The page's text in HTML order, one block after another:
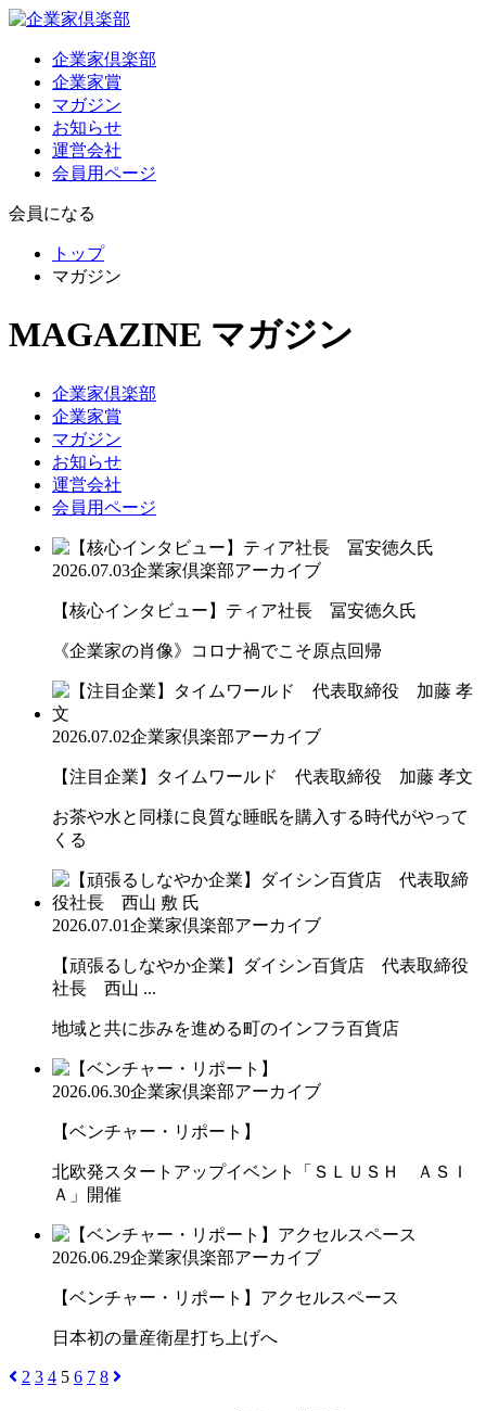
企業家倶楽部
企業家賞
マガジン
お知らせ
運営会社
会員用ページ
会員になる
トップ
マガジン
MAGAZINE マガジン
企業家倶楽部
企業家賞
マガジン
お知らせ
運営会社
会員用ページ
2026.07.03企業家倶楽部アーカイブ
【核心インタビュー】ティア社長 冨安徳久氏
《企業家の肖像》コロナ禍でこそ原点回帰
2026.07.02企業家倶楽部アーカイブ
【注目企業】タイムワールド 代表取締役 加藤 孝文
お茶や水と同様に良質な睡眠を購入する時代がやって
くる
2026.07.01企業家倶楽部アーカイブ
【頑張るしなやか企業】ダイシン百貨店 代表取締役
社長 西山 ...
地域と共に歩みを進める町のインフラ百貨店
2026.06.30企業家倶楽部アーカイブ
【ベンチャー・リポート】
北欧発スタートアップイベント「ＳＬＵＳＨ ＡＳＩ
Ａ」開催
2026.06.29企業家倶楽部アーカイブ
【ベンチャー・リポート】アクセルスペース
日本初の量産衛星打ち上げへ
2 3 4 5 6 7 8